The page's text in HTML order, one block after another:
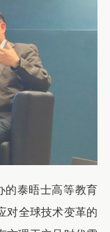
的泰晤士高等教育
对全球技术变革的